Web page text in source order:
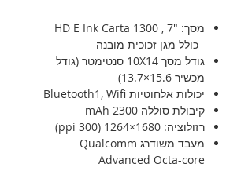
מסך: 7″ , HD E Ink Carta 1300
כולל מגן זכוכית מובנה
גודל מסך 10X14 סנטימטר (גודל
מכשיר 15.6×13.7)
יכולות אלחוטיות Bluetooth1, Wifi
קיבולת סוללה 2300 mAh
רזולוציה: 1680×1264 (300 ppi)
מעבד משודרג Qualcomm
Advanced Octa-core